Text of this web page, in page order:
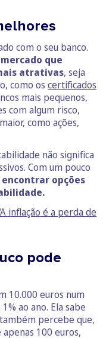
com o seu banco.
que
atrativas, seja
como os certificados
mais pequenos,
com algum risco,
como ações,
não significa
Com um pouco
encontrar opções
inflação é a perda de
pode
10.000 euros num
ao ano. Ela sabe
percebe que,
100 euros,